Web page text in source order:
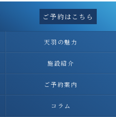
ご予約はこちら
天羽の魅力
施設紹介
ご予約案内
コラム